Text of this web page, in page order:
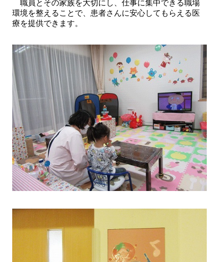
ヘルスケア研究センター
面会時間
フロアマップ
交通アクセス
お問い合わせ
職員とその家族を大切にし、仕事に集中できる職場
環境を整えることで、患者さんに安心してもらえる医
療を提供できます。